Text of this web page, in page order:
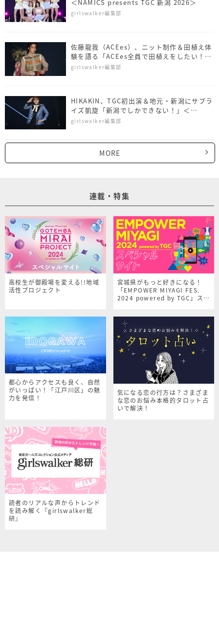
＜NAMICS presents TGC 新潟 2026＞
girlswalker編集部
佐藤⿓我（ACEes）、ニット制作＆田植え体
験を語る「ACEes全員で田植えをしたい！」
＜NAMICS presents TGC 新潟 2026＞
girlswalker編集部
HIKAKIN、TGC初出演＆地元・新潟にサプラ
イズ凱旋「新潟でしかできない！」＜
NAMICS presents TGC 新潟 2026＞
girlswalker編集部
MORE
連載・特集
高校生が御殿場を変える!!地域
活性プロジェクト
宮城県がもっと好きになる！
「EMPOWER MIYAGI FES.
2024 powered by TGC」スペ
都心からアクセスも良く、自然
がいっぱい！「江戸川区」の魅
力を発信！
気になる恋の行方は？さまざま
な恋のお悩み本格的タロット占
いで解決！
読者のリアルな声からトレンド
を読み解く『girlswalker総
研』